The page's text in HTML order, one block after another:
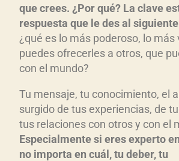
que crees. ¿Por qué? La clave
respuesta que le des al
¿qué es lo más poderoso, lo más
puedes ofrecerles a otros, que
con el mundo?
Tu mensaje, tu conocimiento, el
surgido de tus experiencias, de
tus relaciones con otros y con el
Especialmente si eres experto
no importa en cuál, tu deber, tu